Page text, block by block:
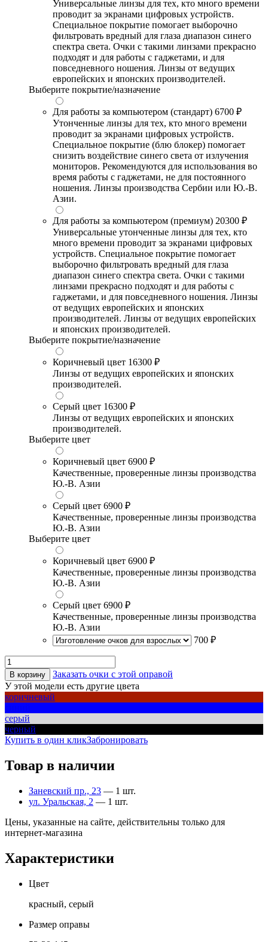
Универсальные линзы для тех, кто много времени
проводит за экранами цифровых устройств.
Специальное покрытие помогает выборочно
фильтровать вредный для глаза диапазон синего
спектра света. Очки с такими линзами прекрасно
подходят и для работы с гаджетами, и для
повседневного ношения. Линзы от ведущих
европейских и японских производителей.
Выберите покрытие/назначение
Для работы за компьютером (стандарт) 6700 ₽
Утонченные линзы для тех, кто много времени
проводит за экранами цифровых устройств.
Специальное покрытие (блю блокер) помогает
снизить воздействие синего света от излучения
мониторов. Рекомендуются для использования во
время работы с гаджетами, не для постоянного
ношения. Линзы производства Сербии или Ю.-В.
Азии.
Для работы за компьютером (премиум) 20300 ₽
Универсальные утонченные линзы для тех, кто
много времени проводит за экранами цифровых
устройств. Специальное покрытие помогает
выборочно фильтровать вредный для глаза
диапазон синего спектра света. Очки с такими
линзами прекрасно подходят и для работы с
гаджетами, и для повседневного ношения. Линзы
от ведущих европейских и японских
производителей. Линзы от ведущих европейских
и японских производителей.
Выберите покрытие/назначение
Коричневый цвет 16300 ₽
Линзы от ведущих европейских и японских
производителей.
Серый цвет 16300 ₽
Линзы от ведущих европейских и японских
производителей.
Выберите цвет
Коричневый цвет 6900 ₽
Качественные, проверенные линзы производства
Ю.-В. Азии
Серый цвет 6900 ₽
Качественные, проверенные линзы производства
Ю.-В. Азии
Выберите цвет
Коричневый цвет 6900 ₽
Качественные, проверенные линзы производства
Ю.-В. Азии
Серый цвет 6900 ₽
Качественные, проверенные линзы производства
Ю.-В. Азии
700 ₽
В корзину
Заказать очки с этой оправой
У этой модели есть другие цвета
коричневый
серый
черный
Купить в один кликЗабронировать
Товар в наличии
Заневский пр., 23 — 1 шт.
ул. Уральская, 2 — 1 шт.
Цены, указанные на сайте, действительны только для
интернет-магазина
Характеристики
Цвет
красный, серый
Размер оправы